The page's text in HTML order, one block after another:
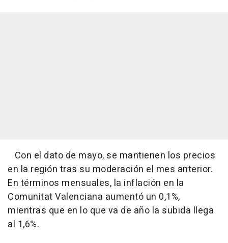
Con el dato de mayo, se mantienen los precios
en la región tras su moderación el mes anterior.
En términos mensuales, la inflación en la
Comunitat Valenciana aumentó un 0,1%,
mientras que en lo que va de año la subida llega
al 1,6%.